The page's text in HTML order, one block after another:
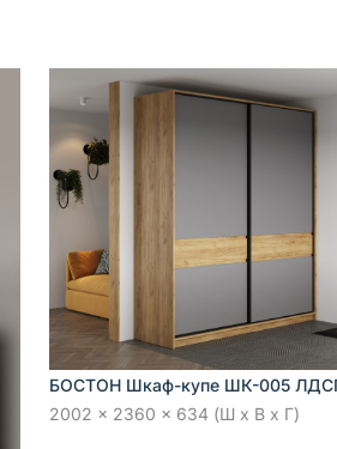
БОСТОН Шкаф-купе ШК-005
2002 x 2360 x 634 (Ш x В x Г)